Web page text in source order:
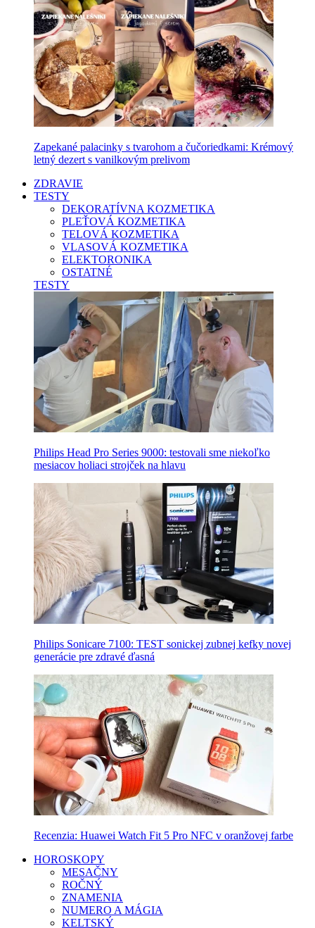
Zapekané palacinky s tvarohom a čučoriedkami: Krémový
letný dezert s vanilkovým prelivom
ZDRAVIE
TESTY
DEKORATÍVNA KOZMETIKA
PLEŤOVÁ KOZMETIKA
TELOVÁ KOZMETIKA
VLASOVÁ KOZMETIKA
ELEKTORONIKA
OSTATNÉ
TESTY
Philips Head Pro Series 9000: testovali sme niekoľko
mesiacov holiaci strojček na hlavu
Philips Sonicare 7100: TEST sonickej zubnej kefky novej
generácie pre zdravé ďasná
Recenzia: Huawei Watch Fit 5 Pro NFC v oranžovej farbe
HOROSKOPY
MESAČNY
ROČNÝ
ZNAMENIA
NUMERO A MÁGIA
KELTSKÝ